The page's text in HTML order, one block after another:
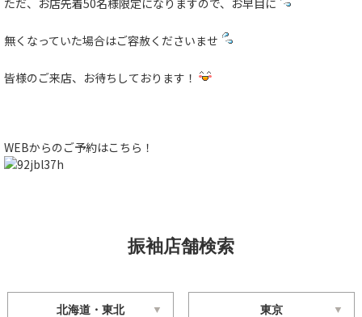
ただ、お店先着50名様限定になりますので、お早目に
無くなっていた場合はご容赦くださいませ
皆様のご来店、お待ちしております！
WEBからのご予約はこちら！
振袖店舗検索
北海道・東北 東京